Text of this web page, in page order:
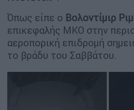
Όπως είπε ο Βολοντίμιρ
επικεφαλής ΜΚΟ στην
αεροπορική επιδρομή
το βράδυ του Σαββάτου.